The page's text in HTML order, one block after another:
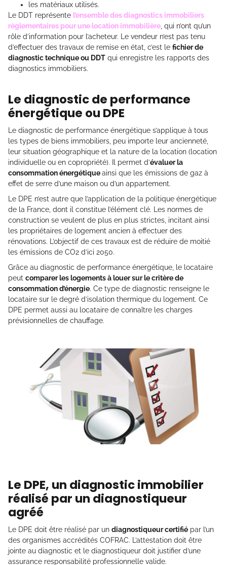
les matériaux utilisés.
Le DDT représente l’ensemble des diagnostics immobiliers
règlementaires pour une location immobilière, qui n’ont qu’un
rôle d’information pour l’acheteur. Le vendeur n’est pas tenu
d’effectuer des travaux de remise en état, c’est le fichier de
diagnostic technique ou DDT qui enregistre les rapports des
diagnostics immobiliers.
Le diagnostic de performance
énergétique ou DPE
Le diagnostic de performance énergétique s’applique à tous
les types de biens immobiliers, peu importe leur ancienneté,
leur situation géographique et la nature de la location (location
individuelle ou en copropriété). Il permet d’évaluer la
consommation énergétiqueainsi que les émissions de gaz à
effet de serre d’une maison ou d’un appartement.
Le DPE n’est autre que l’application de la politique énergétique
de la France, dont il constitue l’élément clé. Les normes de
construction se veulent de plus en plus strictes, incitant ainsi
les propriétaires de logement ancien à effectuer des
rénovations. L’objectif de ces travaux est de réduire de moitié
les émissions de CO2 d’ici 2050.
Grâce au diagnostic de performance énergétique, le locataire
peut comparer les logements à louer sur le critère de
consommation d’énergie. Ce type de diagnostic renseigne le
locataire sur le degré d’isolation thermique du logement. Ce
DPE permet aussi au locataire de connaître les charges
prévisionnelles de chauffage.
Le DPE, un diagnostic immobilier
réalisé par un diagnostiqueur
agréé
Le DPE doit être réalisé par un diagnostiqueur certifié par l’un
des organismes accrédités COFRAC. L’attestation doit être
jointe au diagnostic et le diagnostiqueur doit justifier d’une
assurance responsabilité professionnelle valide.